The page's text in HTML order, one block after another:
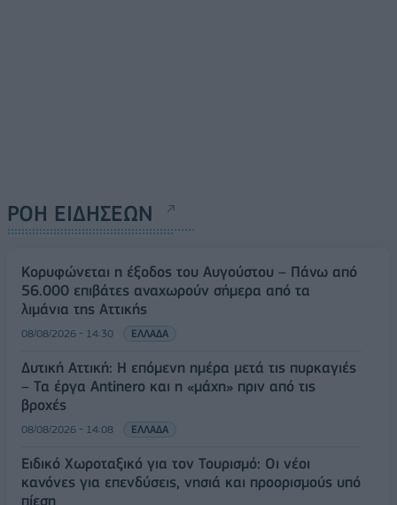
ΡΟΗ ΕΙΔΗΣΕΩΝ
Κορυφώνεται η έξοδος του Αυγούστου – Πάνω από
56.000 επιβάτες αναχωρούν σήμερα από τα
λιμάνια της Αττικής
08/08/2026 - 14:30 ΕΛΛΑΔΑ
Δυτική Αττική: Η επόμενη ημέρα μετά τις πυρκαγιές
– Τα έργα Antinero και η «μάχη» πριν από τις
βροχές
08/08/2026 - 14:08 ΕΛΛΑΔΑ
Ειδικό Χωροταξικό για τον Τουρισμό: Οι νέοι
κανόνες για επενδύσεις, νησιά και προορισμούς υπό
πίεση